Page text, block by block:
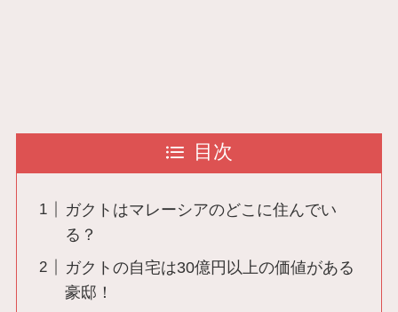
目次
ガクトはマレーシアのどこに住んでい
る？
ガクトの自宅は30億円以上の価値がある
豪邸！